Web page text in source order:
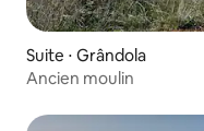
Suite ⋅ Grândola
Ancien moulin